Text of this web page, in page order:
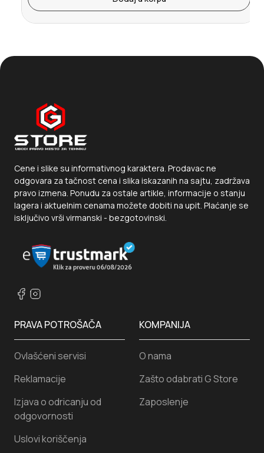
Cene i slike su informativnog karaktera. Prodavac ne
odgovara za tačnost cena i slika iskazanih na sajtu, zadržava
pravo izmena. Ponudu za ostale artikle, informacije o stanju
lagera i aktuelnim cenama možete dobiti na upit. Plaćanje se
isključivo vrši virmanski - bezgotovinski.
PRAVA POTROŠAČA
Ovlašćeni servisi
Reklamacije
Izjava o odricanju od
odgovornosti
Uslovi koriščenja
KOMPANIJA
O nama
Zašto odabrati G Store
Zaposlenje